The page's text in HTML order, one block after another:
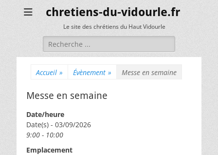
chretiens-du-vidourle.fr
Le site des chrétiens du Haut Vidourle
Rechercher :
Accueil » Évènement » Messe en semaine
Messe en semaine
Date/heure
Date(s) - 03/09/2026
9:00 - 10:00
Emplacement